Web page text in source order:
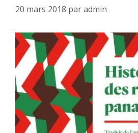
20 mars 2018 paradmin